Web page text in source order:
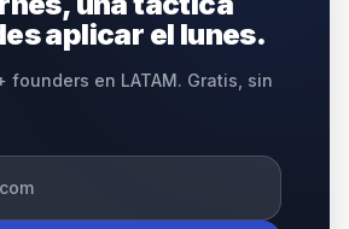
aplicar el lunes.
founders en LATAM. Gratis, sin